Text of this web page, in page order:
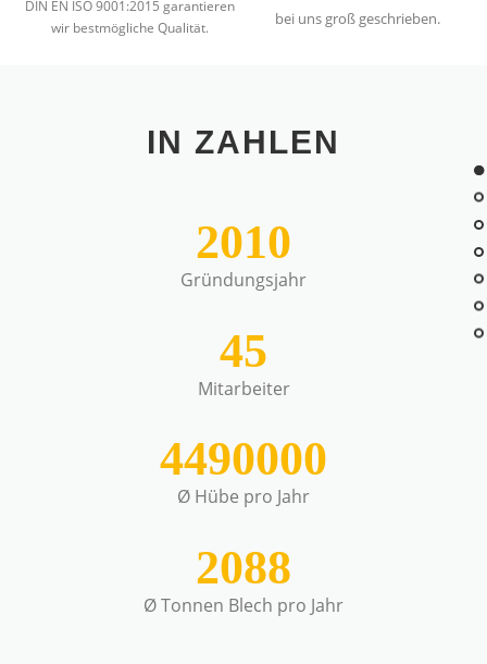
DIN EN ISO 9001:2015 garantieren
wir bestmögliche Qualität.
bei uns groß geschrieben.
IN ZAHLEN
2010
Gründungsjahr
45
Mitarbeiter
4490000
Ø Hübe pro Jahr
2088
Ø Tonnen Blech pro Jahr